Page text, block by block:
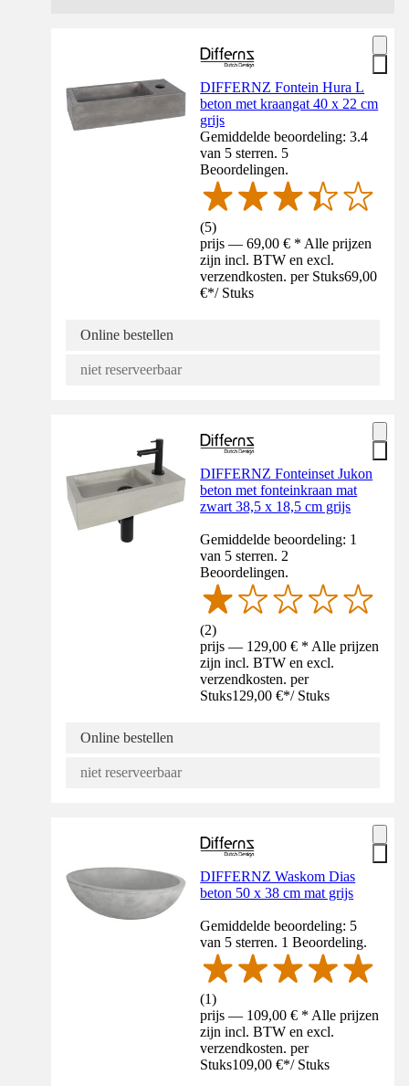
DIFFERNZ Fontein Hura L
beton met kraangat 40 x 22 cm
grijs
Gemiddelde beoordeling: 3.4
van 5 sterren. 5
Beoordelingen.
(5)
prijs — 69,00 € * Alle prijzen
zijn incl. BTW en excl.
verzendkosten. per Stuks69,00
€*/ Stuks
Online bestellen
niet reserveerbaar
DIFFERNZ Fonteinset Jukon
beton met fonteinkraan mat
zwart 38,5 x 18,5 cm grijs
Gemiddelde beoordeling: 1
van 5 sterren. 2
Beoordelingen.
(2)
prijs — 129,00 € * Alle prijzen
zijn incl. BTW en excl.
verzendkosten. per
Stuks129,00 €*/ Stuks
Online bestellen
niet reserveerbaar
DIFFERNZ Waskom Dias
beton 50 x 38 cm mat grijs
Gemiddelde beoordeling: 5
van 5 sterren. 1 Beoordeling.
(1)
prijs — 109,00 € * Alle prijzen
zijn incl. BTW en excl.
verzendkosten. per
Stuks109,00 €*/ Stuks